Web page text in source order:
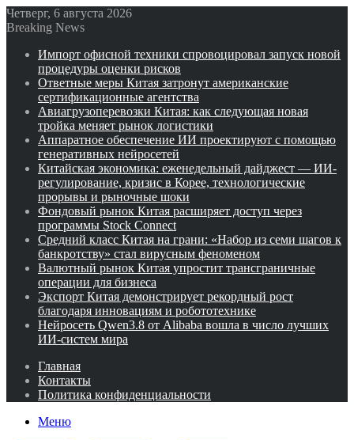
Четверг, 6 августа 2026
Breaking News
Импорт офисной техники спровоцировал запуск новой
процедуры оценки рисков
Ответные меры Китая затронут американские
сертификационные агентства
Авиагрузоперевозки Китая: как следующая новая
тройка меняет рынок логистики
Аппаратное обеспечение ИИ проектируют с помощью
генеративных нейросетей
Китайская экономика: еженедельный дайджест — ИИ-
регулирование, кризис в Корее, технологические
прорывы и рыночные шоки
Фондовый рынок Китая расширяет доступ через
программы Stock Connect
Средний класс Китая на грани: «Набор из семи шагов к
банкротству» стал вирусным феноменом
Валютный рынок Китая упростит трансграничные
операции для бизнеса
Экспорт Китая демонстрирует рекордный рост
благодаря инновациям и робототехнике
Нейросеть Qwen3.8 от Alibaba вошла в число лучших
ИИ-систем мира
Главная
Контакты
Политика конфиденциальности
Меню